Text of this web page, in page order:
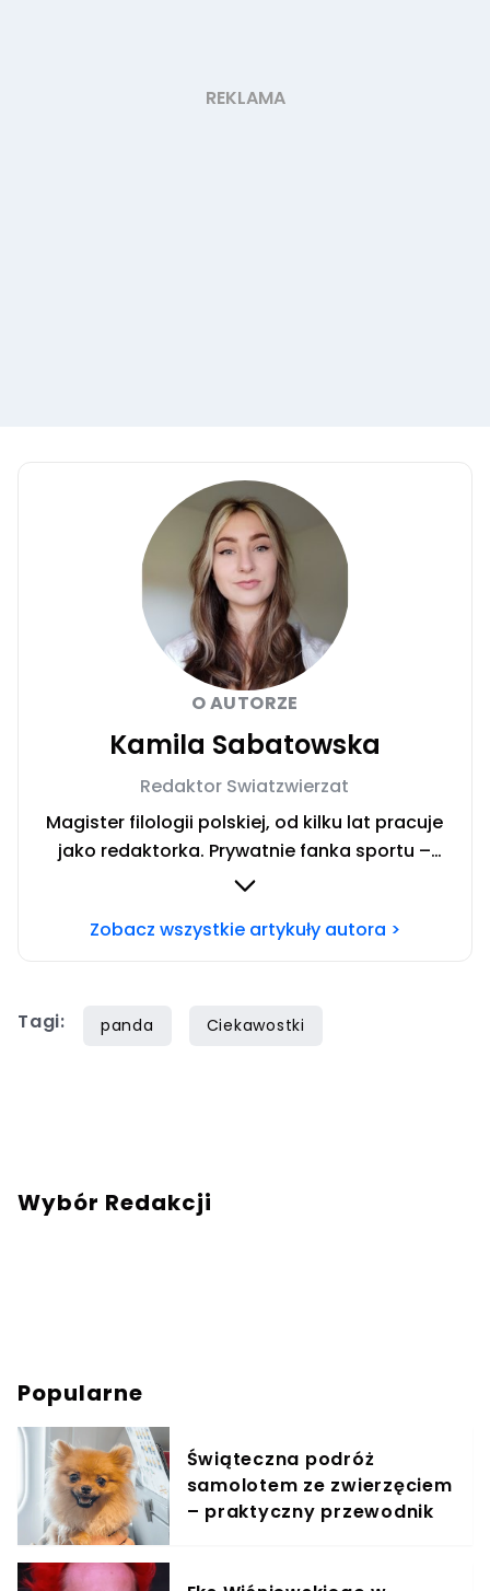
O AUTORZE
Kamila Sabatowska
Redaktor Swiatzwierzat
Magister filologii polskiej, od kilku lat pracuje
jako redaktorka. Prywatnie fanka sportu –
zwłaszcza siatkówki i miłośniczka zwierząt.
ze mną skontaktować?Napisz adresowaną do
Zobacz wszystkie artykuły autora >
Tagi: panda Ciekawostki
Wybór Redakcji
Popularne
Świąteczna podróż
samolotem ze zwierzęciem
– praktyczny przewodnik